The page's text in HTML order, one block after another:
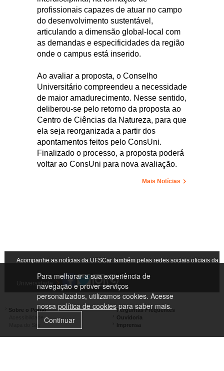
Para melhorar a sua experiência de
navegação e prover serviços
personalizados, utilizamos cookies. Acesse
nossa política de cookiespara saber mais.
Continuar
profissionais capazes de atuar no campo
do desenvolvimento sustentável,
articulando a dimensão global-local com
as demandas e especificidades da região
onde o campus está inserido.
Ao avaliar a proposta, o Conselho
Universitário compreendeu a necessidade
de maior amadurecimento. Nesse sentido,
deliberou-se pelo retorno da proposta ao
Centro de Ciências da Natureza, para que
ela seja reorganizada a partir dos
apontamentos feitos pelo ConsUni.
Finalizado o processo, a proposta poderá
voltar ao ConsUni para nova avaliação.
Mais Notícias
Acompanhe as notícias da UFSCar também pelas redes sociais oficiais da
Universidade
Sobre o Portal
Perguntas Frequentes
Ouvidoria
Imprensa